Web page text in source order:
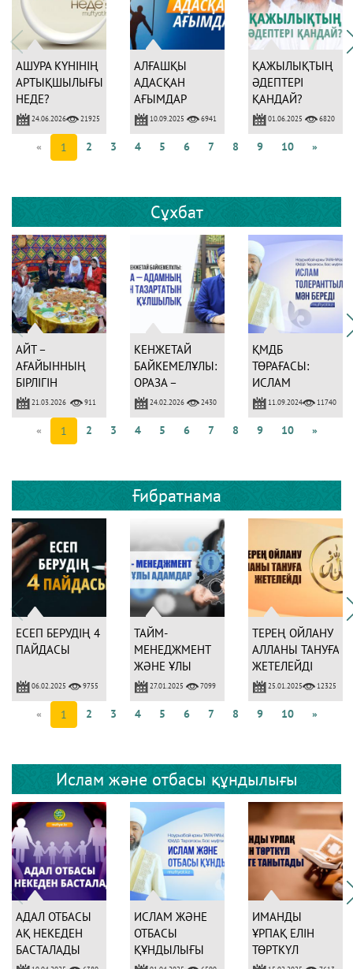
АШУРА КҮНІНІҢ
АРТЫҚШЫЛЫҒЫ
НЕДЕ?
24.06.2026 21925
АЛҒАШҚЫ
АДАСҚАН
АҒЫМДАР
10.09.2025 6941
ҚАЖЫЛЫҚТЫҢ
ӘДЕПТЕРІ
ҚАНДАЙ?
01.06.2025 6820
« 1 2 3 4 5 6 7 8 9 10 »
Сұхбат
АЙТ –
АҒАЙЫННЫҢ
БІРЛІГІН
АРТТЫРАТЫН
МЕРЕКЕ
21.03.2026 911
КЕНЖЕТАЙ
БАЙКЕМЕЛҰЛЫ:
ОРАЗА –
АДАМНЫҢ
РУХЫН
ТАЗАРТАТЫН
24.02.2026 2430
ҚМДБ
ТӨРАҒАСЫ:
ИСЛАМ
МӘН БЕРЕДІ
11.09.2024 11740
« 1 2 3 4 5 6 7 8 9 10 »
Ғибратнама
ЕСЕП БЕРУДІҢ 4
ПАЙДАСЫ
06.02.2025 9755
ТАЙМ-
МЕНЕДЖМЕНТ
ЖӘНЕ ҰЛЫ
АДАМДАР
27.01.2025 7099
ТЕРЕҢ ОЙЛАНУ
АЛЛАНЫ ТАНУҒА
ЖЕТЕЛЕЙДІ
25.01.2025 12325
« 1 2 3 4 5 6 7 8 9 10 »
Ислам және отбасы құндылығы
АДАЛ ОТБАСЫ
АҚ НЕКЕДЕН
БАСТАЛАДЫ
ИСЛАМ ЖӘНЕ
ОТБАСЫ
ҚҰНДЫЛЫҒЫ
ИМАНДЫ
ҰРПАҚ ЕЛІН
ТӨРТКҮЛ
ДҮНИЕГЕ